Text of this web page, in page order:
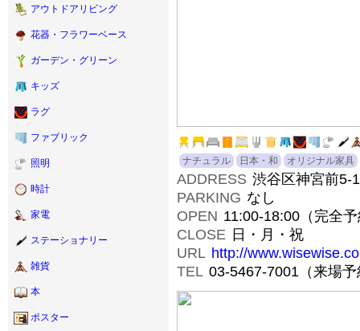
アウトドアリビング
花器・フラワーベース
ガーデン・グリーン
キッズ
ラグ
ファブリック
照明
時計
家電
ステーショナリー
雑貨
本
ポスター
ナチュラル 日本・和 オリジナル家具
ADDRESS 渋谷区神宮前5-
PARKING なし
OPEN 11:00-18:00（完全
CLOSE 日・月・祝
URL http://
TEL 03-5467-7001（来場